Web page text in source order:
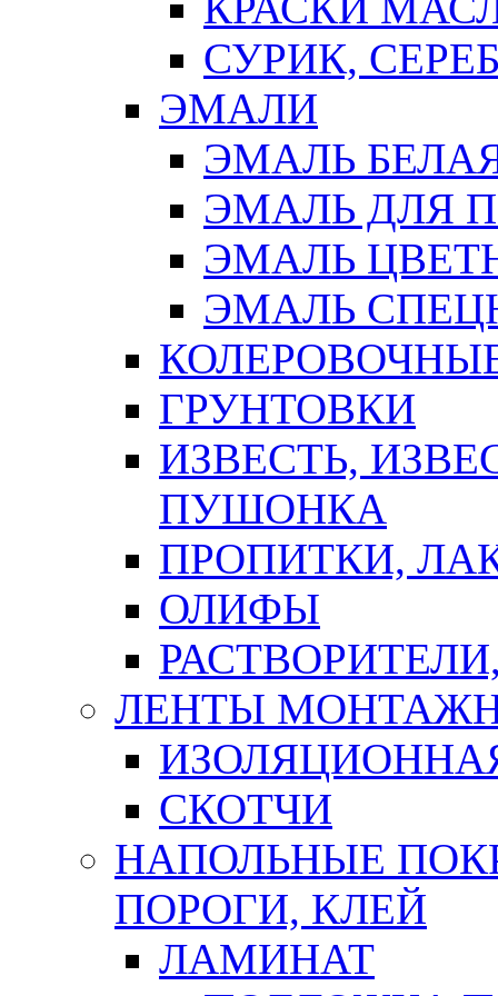
СУРИК,
ЭМАЛИ
ЭМАЛЬ
ЭМАЛЬ ДЛЯ
ЭМАЛЬ
ЭМАЛЬ
ГРУНТОВКИ
ИЗВЕСТЬ,
ПУШОНКА
ПРОПИТКИ,
ОЛИФЫ
ЛЕНТЫ
СКОТЧИ
НАПОЛЬНЫЕ
ПОРОГИ, КЛЕЙ
ЛАМИНАТ